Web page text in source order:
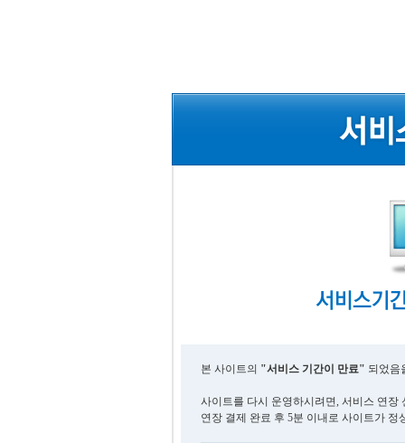
본 사이트의 "서비스 기간이 만료" 되었음
사이트를 다시 운영하시려면, 서비스 연장
연장 결제 완료 후 5분 이내로 사이트가 정